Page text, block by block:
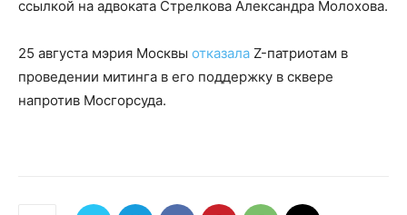
ссылкой на адвоката Стрелкова Александра Молохова.
25 августа мэрия Москвы отказала Z-патриотам в
проведении митинга в его поддержку в сквере
напротив Мосгорсуда.